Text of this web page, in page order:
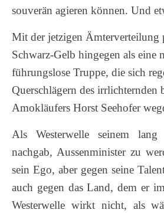
souverän agieren können. Und
Mit der jetzigen Ämterverteilung
Schwarz-Gelb hingegen als eine
führungslose Truppe, die sich
Querschlägern des irrlichternden
Amokläufers Horst Seehofer
Als Westerwelle seinem lang
nachgab, Aussenminister zu
sein Ego, aber gegen seine
auch gegen das Land, dem er
Westerwelle wirkt nicht, als